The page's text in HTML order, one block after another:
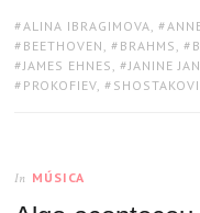
TAGS:
ALINA IBRAGIMOVA ,
BEETHOVEN , BRAHMS ,
JAMES EHNES , JANINE
PROKOFIEV ,
In MÚSICA